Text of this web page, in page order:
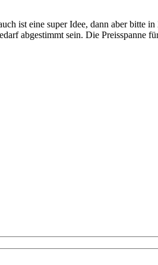
ist eine super Idee, dann aber
abgestimmt sein. Die Preisspanne